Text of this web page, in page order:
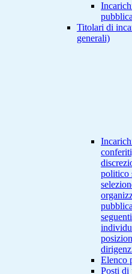
Titolari di
generali)
politico
Elenco
Posti di